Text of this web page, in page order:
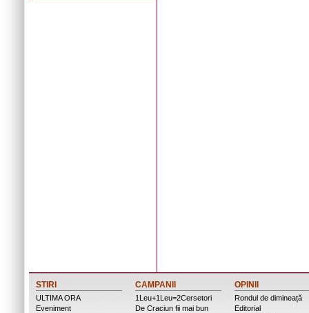
STIRI
ULTIMA ORA
Eveniment
CAMPANII
1Leu+1Leu=2Cersetori
De Craciun fii mai bun
OPINII
Rondul de dimineață
Editorial